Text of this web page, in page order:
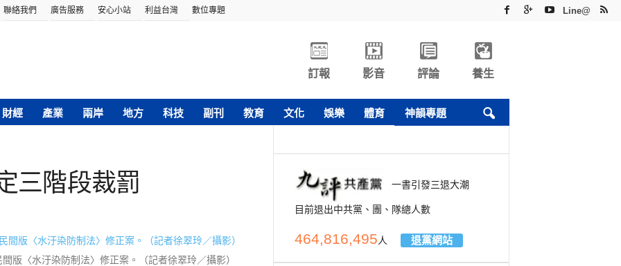
聯絡我們 廣告服務 安心小站 利益台灣 數位專題 Line@
訂報 影音 評論 養生
財經 產業 兩岸 地方 科技 副刊 教育 文化 娛樂 體育 神韻專題
三階段裁罰
版〈水汙染防制法〉修正案。（記者徐翠玲／攝影）
一書引發三退大潮
目前退出中共黨、團、隊總人數
464,816,495人 退黨網站